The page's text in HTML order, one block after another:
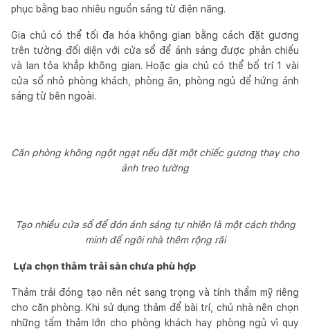
phục bằng bao nhiêu nguồn sáng từ điện năng.
Gia chủ có thể tối đa hóa không gian bằng cách đặt gương
trên tường đối diện với cửa sổ để ánh sáng được phản chiếu
và lan tỏa khắp không gian. Hoặc gia chủ có thể bố trí 1 vài
cửa sổ nhỏ phòng khách, phòng ăn, phòng ngủ để hứng ánh
sáng từ bên ngoài.
Căn phòng không ngột ngạt nếu đặt một chiếc gương thay cho
ảnh treo tường
Tạo nhiều cửa sổ để đón ánh sáng tự nhiên là một cách thông
minh để ngôi nhà thêm rộng rãi
Lựa chọn thảm trải sàn chưa phù hợp
Thảm trải đóng tạo nên nét sang trọng và tính thẩm mỹ riêng
cho căn phòng. Khi sử dụng thảm để bài trí, chủ nhà nên chọn
những tấm thảm lớn cho phòng khách hay phòng ngủ vì quy